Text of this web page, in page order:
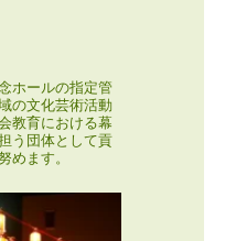
ホールの指定管
の文化芸術活動
教育における幕
う団体として貢
めます。